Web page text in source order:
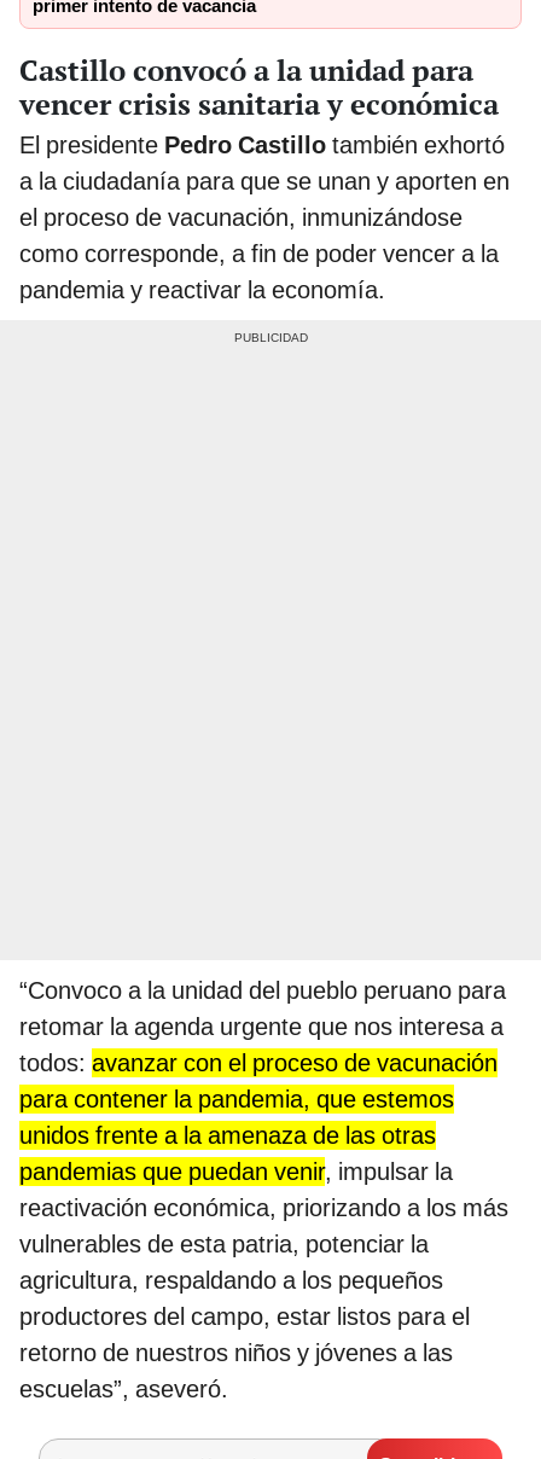
primer intento de vacancia
Castillo convocó a la unidad para
vencer crisis sanitaria y económica
El presidente Pedro Castillo también exhortó
a la ciudadanía para que se unan y aporten en
el proceso de vacunación, inmunizándose
como corresponde, a fin de poder vencer a la
pandemia y reactivar la economía.
“Convoco a la unidad del pueblo peruano para
retomar la agenda urgente que nos interesa a
todos: avanzar con el proceso de vacunación
para contener la pandemia, que estemos
unidos frente a la amenaza de las otras
pandemias que puedan venir, impulsar la
reactivación económica, priorizando a los más
vulnerables de esta patria, potenciar la
agricultura, respaldando a los pequeños
productores del campo, estar listos para el
retorno de nuestros niños y jóvenes a las
escuelas”, aseveró.